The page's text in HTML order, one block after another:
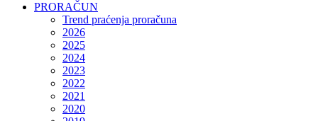
PRORAČUN
Trend praćenja proračuna
2026
2025
2024
2023
2022
2021
2020